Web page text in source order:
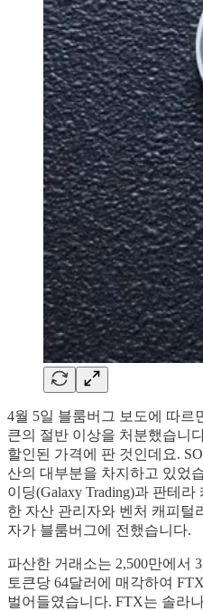
4월 5일 블룸버그 보도에 따르
큰의 절반 이상을 처분했습니
할인된 가격에 판 것인데요.
산의 대부분을 차지하고 있었
이딩(Galaxy Trading)과 판테라
한 자산 관리자와 벤처 캐피털
자가 블룸버그에 전했습니다.
파산한 거래소는 2,500만에서
토큰당 64달러에 매각하여
벌어들였습니다. FTX는 솔라